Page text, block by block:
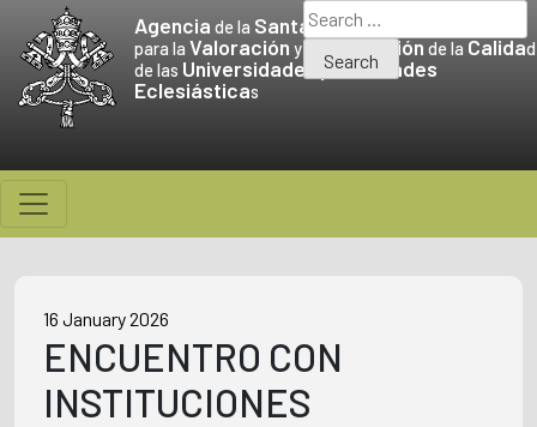
content
Agencia de la Santa Sede
para la Valoración y la Promociónde la Calidad
de las Universidades yFacultades
Eclesiásticas
Search
for:
16 January 2026
ENCUENTRO CON
INSTITUCIONES